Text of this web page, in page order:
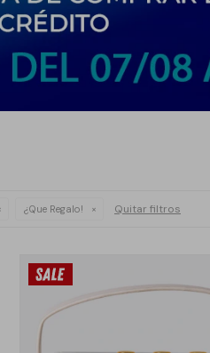
¿Que Regalo! Quitar filtros